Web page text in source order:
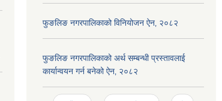
फुङलिङ नगरपालिकाको विनियोजन ऐन‚ २०८२
फुङलिङ नगरपालिकाको अर्थ सम्बन्धी प्रस्तावलाई
कार्यान्वयन गर्न बनेको ऐन‚ २०८२